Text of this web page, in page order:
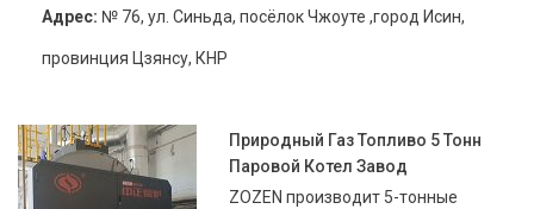
Адрес: № 76, ул. Синьда, посёлок Чжоуте ,город Исин,
провинция Цзянсу, КНР
Природный Газ Топливо 5 Тонн
Паровой Котел Завод
ZOZEN производит 5-тонные